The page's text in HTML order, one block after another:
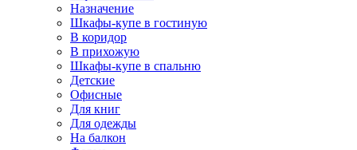
Назначение
Шкафы-купе в гостиную
В коридор
В прихожую
Шкафы-купе в спальню
Детские
Офисные
Для книг
Для одежды
На балкон